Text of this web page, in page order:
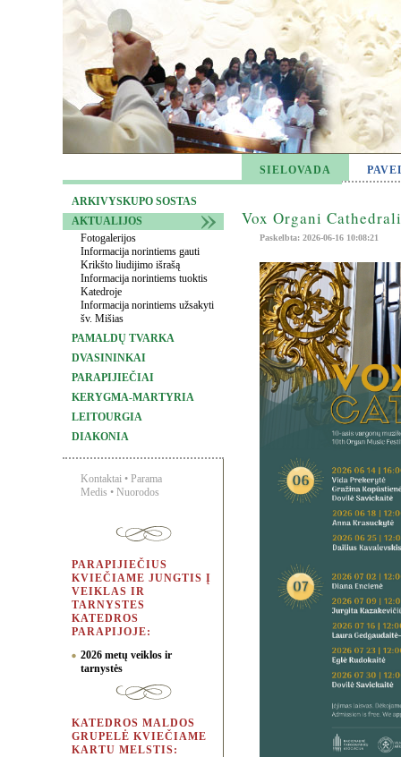
SIELOVADA
ARKIVYSKUPO SOSTAS
AKTUALIJOS
Fotogalerijos
Informacija norintiems gauti
Krikšto liudijimo išrašą
Informacija norintiems tuoktis
Katedroje
Informacija norintiems užsakyti
šv. Mišias
PAMALDŲ TVARKA
DVASININKAI
PARAPIJIEČIAI
KERYGMA-MARTYRIA
LEITOURGIA
DIAKONIA
Kontaktai • Parama
Medis • Nuorodos
PARAPIJIEČIUS
KVIEČIAME JUNGTIS Į
VEIKLAS IR
TARNYSTES
KATEDROS
PARAPIJOJE:
2026 metų veiklos ir
tarnystės
KATEDROS MALDOS
GRUPELĖ KVIEČIAME
KARTU MELSTIS:
Vox Organi
Paskelbta: 2026-06-16 10:08:21